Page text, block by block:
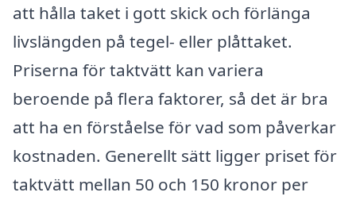
att hålla taket i gott skick och förlänga
livslängden på tegel- eller plåttaket.
Priserna för taktvätt kan variera
beroende på flera faktorer, så det är bra
att ha en förståelse för vad som påverkar
kostnaden. Generellt sätt ligger priset för
taktvätt mellan 50 och 150 kronor per